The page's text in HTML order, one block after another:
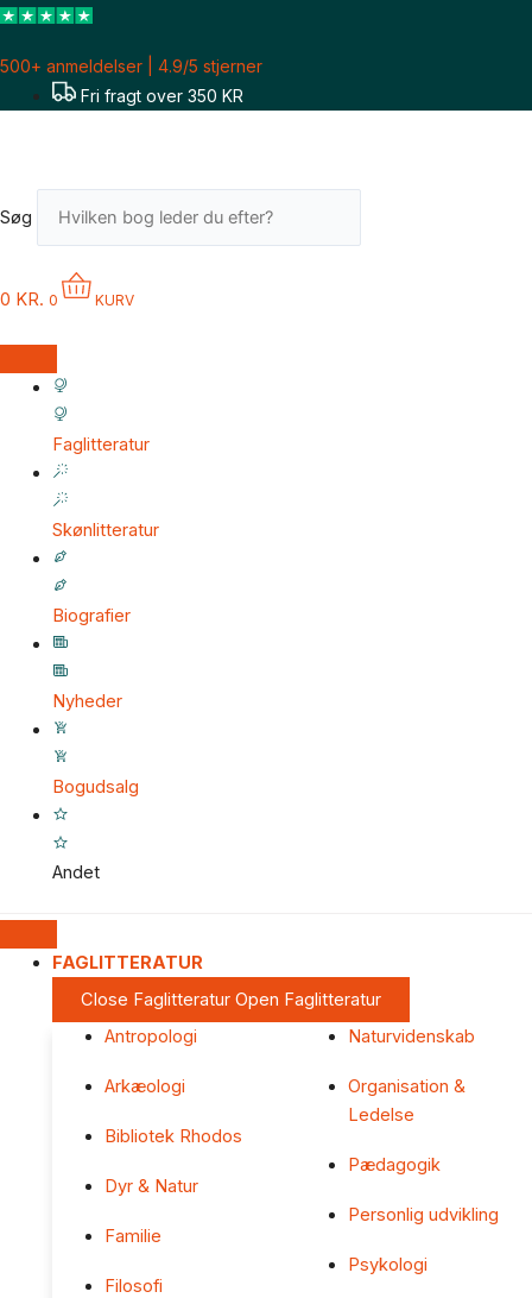
Gå
indholdet
500+ anmeldelser | 4.9/5 stjerner
Fri fragt over 350 KR
Søg
0 KR. 0 KURV
Faglitteratur
Skønlitteratur
Biografier
Nyheder
Bogudsalg
Andet
FAGLITTERATUR
Close Faglitteratur Open Faglitteratur
Antropologi
Arkæologi
Bibliotek Rhodos
Dyr & Natur
Familie
Filosofi
Naturvidenskab
Organisation &
Ledelse
Pædagogik
Personlig udvikling
Psykologi